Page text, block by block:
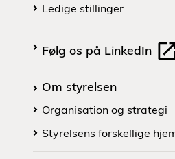
Ledige stillinger
Følg os på LinkedIn
Om styrelsen
Organisation og strategi
Styrelsens forskellige